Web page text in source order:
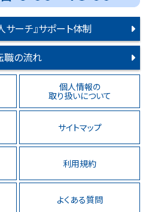
サーチ』サポート体制
職の流れ
個人情報の
取り扱いについて
サイトマップ
利用規約
よくある質問